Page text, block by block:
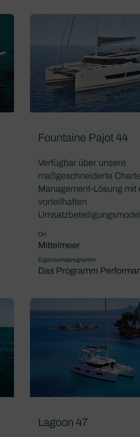
Fountaine Pajot 44
Verfügbar über unsere
maßgeschneiderte
Management-Lösung mit
vorteilhaften
Umsatzbeteiligungsmodell
Ort
Mittelmeer
Eigentumsprogramm
Das Programm
Lagoon 47